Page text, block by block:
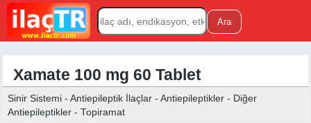
Xamate 100 mg 60 Tablet
Sinir Sistemi - Antiepileptik İlaçlar - Antiepileptikler - Diğer
Antiepileptikler - Topiramat